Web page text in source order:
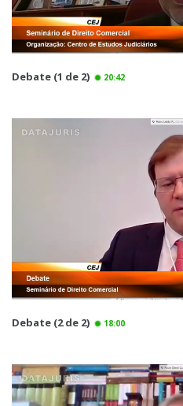
Debate (1 de 2) 20:42
Debate (2 de 2) 18:00